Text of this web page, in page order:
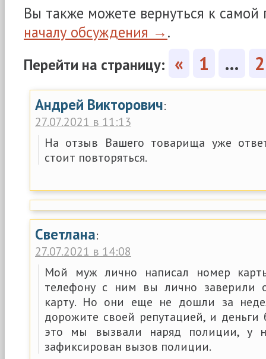
Вы также можете вернуться к самой
началу обсуждения →.
Перейти на страницу: « 1 …
Андрей Викторович:
27.07.2021 в 11:13
На отзыв Вашего товарища уже
стоит повторяться.
Светлана:
27.07.2021 в 14:08
Мой муж лично написал номер
телефону с ним вы лично заверили
карту. Но они еще не дошли за
дорожите своей репутацией, и
это мы вызвали наряд полиции, у
зафиксирован вызов полиции.